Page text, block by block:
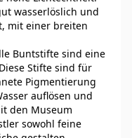
wasserlöslich und
mit einer breiten
Buntstifte sind eine
Stifte sind für
Pigmentierung
auflösen und
den Museum
sowohl feine